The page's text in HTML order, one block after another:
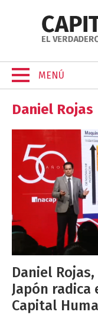
MENÚ
Daniel Rojas
Daniel
Japón
Capital